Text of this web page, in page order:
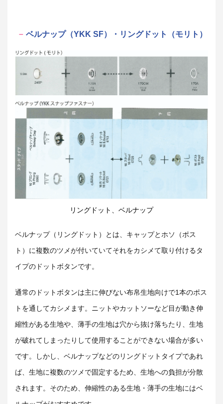
ベルナップ（YKK SF）・リングドット（モリト）
リングドット、ベルナップ
ベルナップ（リングドット）とは、キャップとホソ（ポス
ト）に複数のツメが付いていてそれをカシメて取り付けるタ
イプのドットボタンです。
通常のドットボタンは主に伸びない布帛生地向けで1本のポス
トを通してカシメます。ニットやカットソーなど目が動き伸
縮性がある生地や、薄手の生地は穴から抜け落ちたり、生地
が破れてしまったりして使用することができない場合が多い
です。しかし、ベルナップなどのリングドットタイプであれ
ば、生地に複数のツメで固定するため、生地への負担が分散
されます。そのため、伸縮性のある生地・薄手の生地にはベ